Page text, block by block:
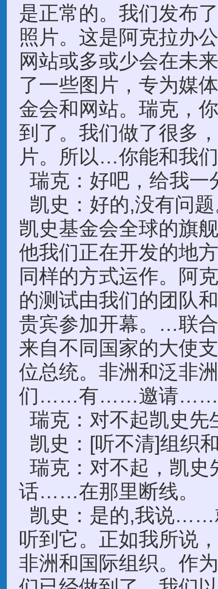
是正常的。我们发布
照片。这是阿克拉
网站或多或少会在未
了一些图片，专为媒
金会和网站。瑞克，
到了。我们做了很多
片。所以…你能和我
瑞克：好吧，给我一
凯史：好的,没有问
凯史基金会全球的旗
他我们正在开发的地
同样的方式运作。阿
的测试由我们的团队
贵宾参加开幕。…联
来自不同国家的大使
位总统。非洲和泛非
们……有……邀请……
瑞克：对不起凯史
凯史：[听不清]组织
瑞克：对不起，凯史
话……在那里断线。
凯史：是的,我说
听到它。正如我所说
非洲和国际组织。作